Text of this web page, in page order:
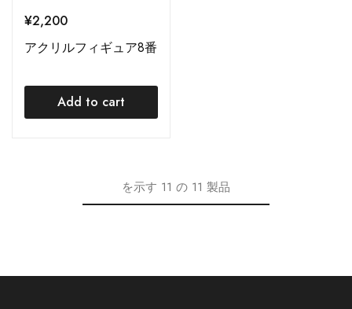
¥2,200
アクリルフィギュア8番
Add to cart
を示す 11 の 11 製品